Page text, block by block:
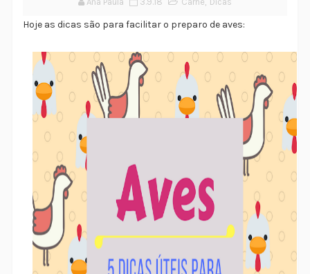
Hoje as dicas são para facilitar o preparo de aves: